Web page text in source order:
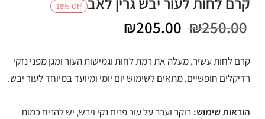
18% Off
₪250.00
המחיר
המקורי
היה:
₪250.00.
₪205.00
הנוכחי
הוא:
₪205.00.
קרם לחות עשיר, מעלה את רמת לחות וגמישות העור ומגן מפני נזקי
רדיקלים חופשיים. מתאים לשימוש יום יומי ומיועד במיוחד לעור יבש.
הוראות שימוש:בוקר וערב על עור פנים נקי ויבש, יש להניח כמות